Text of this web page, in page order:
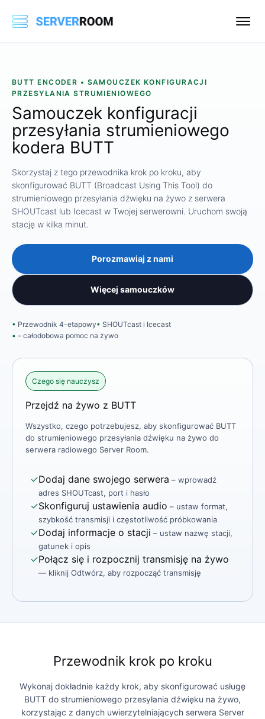
BUTT ENCODER • SAMOUCZEK KONFIGURACJI
PRZESYŁANIA STRUMIENIOWEGO
Samouczek konfiguracji
przesyłania strumieniowego
kodera BUTT
Skorzystaj z tego przewodnika krok po kroku, aby
skonfigurować BUTT (Broadcast Using This Tool) do
strumieniowego przesyłania dźwięku na żywo z serwera
SHOUTcast lub Icecast w Twojej serwerowni. Uruchom swoją
stację w kilka minut.
Porozmawiaj z nami
Więcej samouczków
Przewodnik 4-etapowy
SHOUTcast i Icecast
– całodobowa pomoc na żywo
Czego się nauczysz
Przejdź na żywo z BUTT
Wszystko, czego potrzebujesz, aby skonfigurować BUTT
do strumieniowego przesyłania dźwięku na żywo do
serwera radiowego Server Room.
✓Dodaj dane swojego serwera – wprowadź
adres SHOUTcast, port i hasło
✓Skonfiguruj ustawienia audio – ustaw format,
szybkość transmisji i częstotliwość próbkowania
✓Dodaj informacje o stacji – ustaw nazwę stacji,
gatunek i opis
✓Połącz się i rozpocznij transmisję na żywo
— kliknij Odtwórz, aby rozpocząć transmisję
Przewodnik krok po kroku
Wykonaj dokładnie każdy krok, aby skonfigurować usługę
BUTT do strumieniowego przesyłania dźwięku na żywo,
korzystając z danych uwierzytelniających serwera Server